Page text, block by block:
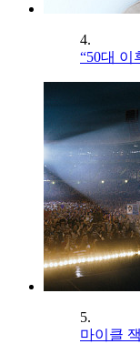
4.
“50대 이
5.
마이클